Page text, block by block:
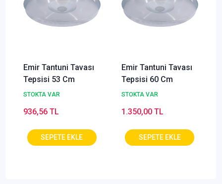
Emir Tantuni Tavası
Tepsisi 53 Cm
STOKTA VAR
936,56 TL
Emir Tantuni Tavası
Tepsisi 60 Cm
STOKTA VAR
1.350,00 TL